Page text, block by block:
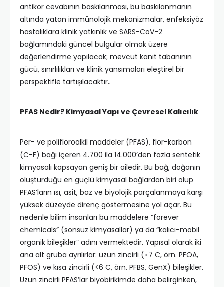
antikor cevabının baskılanması, bu baskılanmanın
altında yatan immünolojik mekanizmalar, enfeksiyöz
hastalıklara klinik yatkınlık ve SARS-CoV-2
bağlamındaki güncel bulgular olmak üzere
değerlendirme yapılacak; mevcut kanıt tabanının
gücü, sınırlılıkları ve klinik yansımaları eleştirel bir
perspektifle tartışılacaktır.
PFAS Nedir? Kimyasal Yapı ve Çevresel Kalıcılık
Per- ve polifloroalkil maddeler (PFAS), flor-karbon
(C-F) bağı içeren 4.700 ila 14.000’den fazla sentetik
kimyasalı kapsayan geniş bir ailedir. Bu bağ, doğanın
oluşturduğu en güçlü kimyasal bağlardan biri olup
PFAS’ların ısı, asit, baz ve biyolojik parçalanmaya karşı
yüksek düzeyde direnç göstermesine yol açar. Bu
nedenle bilim insanları bu maddelere “forever
chemicals” (sonsuz kimyasallar) ya da “kalıcı-mobil
organik bileşikler” adını vermektedir. Yapısal olarak iki
ana alt gruba ayrılırlar: uzun zincirli (≥7 C, örn. PFOA,
PFOS) ve kısa zincirli (<6 C, örn. PFBS, GenX) bileşikler.
Uzun zincirli PFAS’lar biyobirikimde daha belirginken,